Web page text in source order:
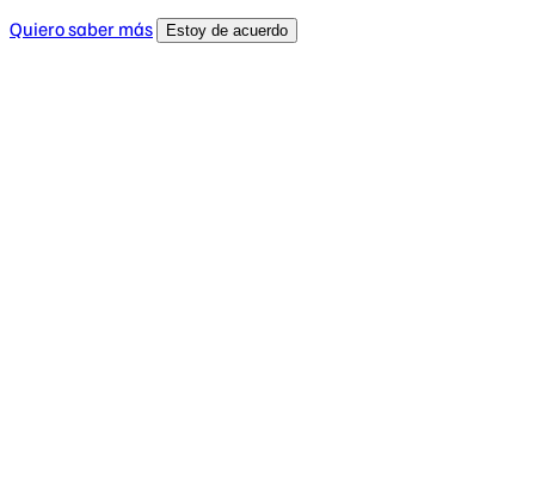
Quiero saber más
Estoy de acuerdo